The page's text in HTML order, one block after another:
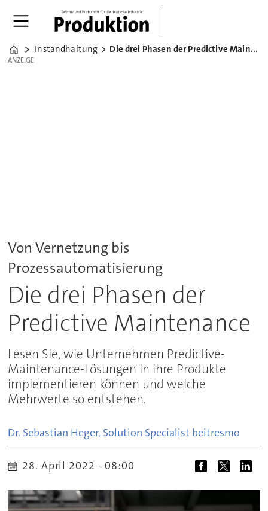
Home
Instandhaltung Die drei Phasen der Predictive Maintenance
ANZEIGE
ANZEIGE
Von Vernetzung bis
Prozessautomatisierung
Die drei Phasen der
Predictive Maintenance
Lesen Sie, wie Unternehmen Predictive-
Maintenance-Lösungen in ihre Produkte
implementieren können und welche
Mehrwerte so entstehen.
Dr. Sebastian Heger, Solution Specialist beitresmo
28. April 2022 - 08:00